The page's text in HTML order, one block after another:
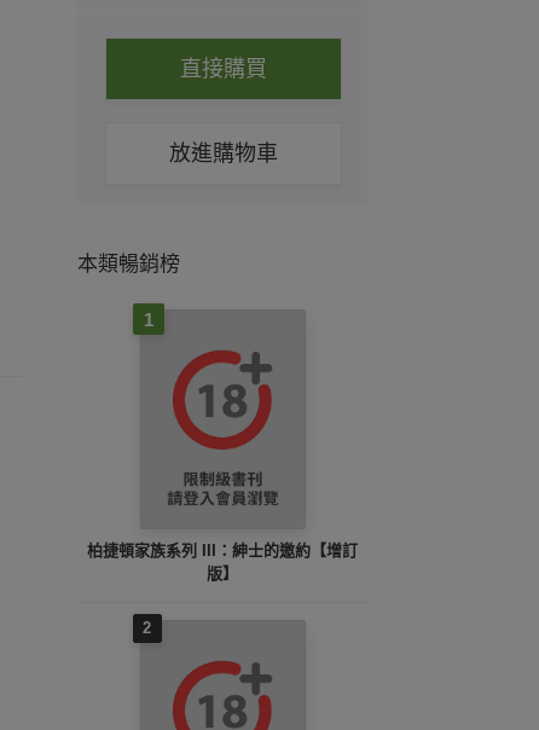
直接購買
放進購物車
本類暢銷榜
1
柏捷頓家族系列 III：紳士的邀約【增訂
版】
2